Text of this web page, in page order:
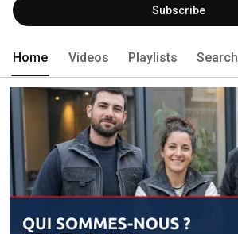
Subscribe
Home Videos Playlists Search